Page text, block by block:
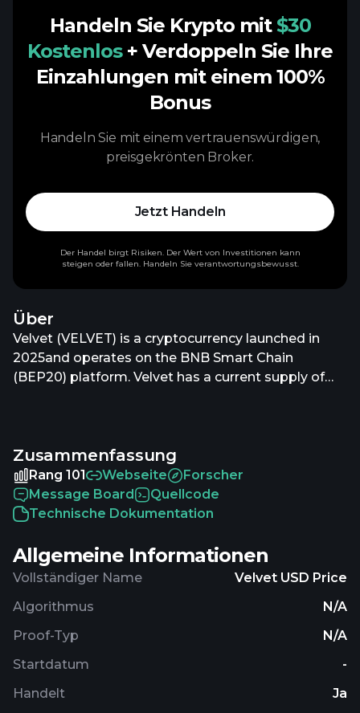
Über
Velvet (VELVET) is a cryptocurrency launched in
2025and operates on the BNB Smart Chain
(BEP20) platform. Velvet has a current supply of
hours. It is currently trading on 136 active market(s)
with $4,810,128.04 traded over the last 24 hours.
More information can be found at
https://velvet.capital.
Zusammenfassung
Rang 101 Webseite
Forscher
Message Board
Quellcode
Technische Dokumentation
Allgemeine Informationen
Vollständiger Name
Velvet USD Price
Algorithmus
N/A
Proof-Typ
N/A
Startdatum
-
Handelt
Ja
Handeln Sie Krypto mit $30
Kostenlos + Verdoppeln Sie Ihre
Einzahlungen mit einem 100%
Bonus
Handeln Sie mit einem vertrauenswürdigen,
preisgekrönten Broker.
Jetzt Handeln
Der Handel birgt Risiken. Der Wert von Investitionen kann
steigen oder fallen. Handeln Sie verantwortungsbewusst.